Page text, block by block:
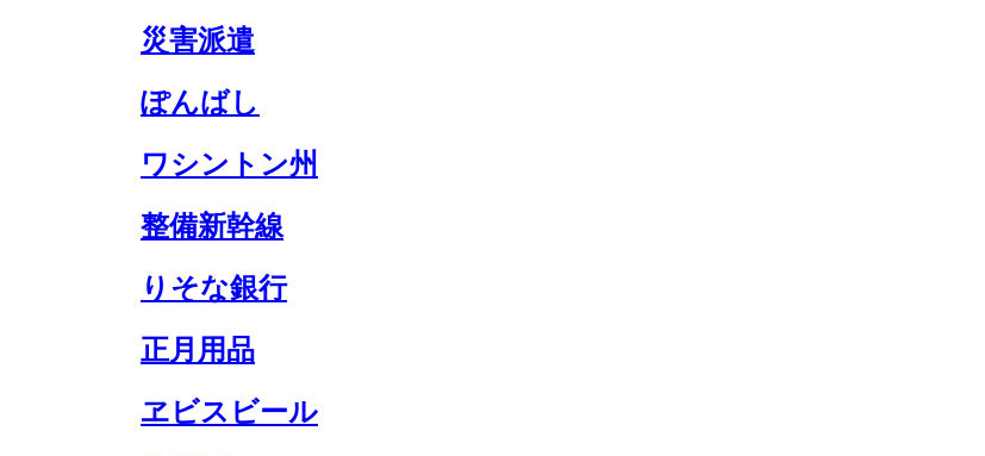
災害派遣
ぽんばし
ワシントン州
整備新幹線
りそな銀行
正月用品
ヱビスビール